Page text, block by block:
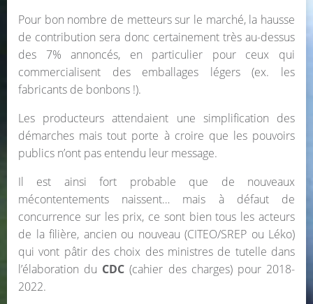
Pour bon nombre de metteurs sur le marché, la hausse
de contribution sera donc certainement très au-dessus
des 7% annoncés, en particulier pour ceux qui
commercialisent des emballages légers (ex. les
fabricants de bonbons !).
Les producteurs attendaient une simplification des
démarches mais tout porte à croire que les pouvoirs
publics n’ont pas entendu leur message.
Il est ainsi fort probable que de nouveaux
mécontentements naissent… mais à défaut de
concurrence sur les prix, ce sont bien tous les acteurs
de la filière, ancien ou nouveau (CITEO/SREP ou Léko)
qui vont pâtir des choix des ministres de tutelle dans
l’élaboration du CDC (cahier des charges) pour 2018-
2022.